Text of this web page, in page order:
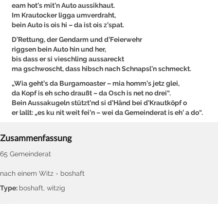
eam hot’s mit’n Auto aussikhaut.
Im Krautocker ligga umverdraht,
bein Auto is ois hi – da ist ois z’spat.
D’Rettung, der Gendarm und d’Feierwehr
riggsen bein Auto hin und her,
bis dass er si vieschling aussareckt
ma gschwoscht, dass hibsch nach Schnapsl’n schmeckt.
„Wia geht’s da Burgamoaster – mia homm’s jetz glei,
da Kopf is eh scho draußt – da Osch is net no drei“.
Bein Aussakugeln stützt’nd si d’Händ bei d’Krautköpf o
er lallt: „es ku nit weit fei’n – wei da Gemeinderat is eh’ a do“.
Zusammenfassung
65 Gemeinderat
nach einem Witz - boshaft
Type: boshaft, witzig